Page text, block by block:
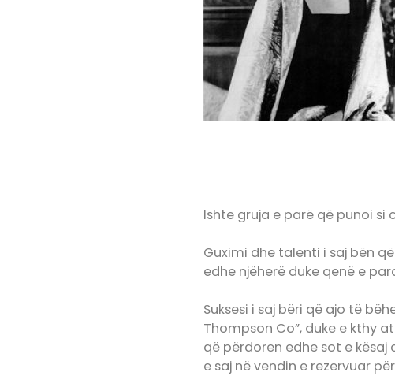
Ishte gruja e parë që punoi si
Guximi dhe talenti i saj bën
edhe njëherë duke qenë e
Suksesi i saj bëri që ajo të
Thompson Co”, duke e kthy
që përdoren edhe sot e kësaj
e saj në vendin e rezervuar